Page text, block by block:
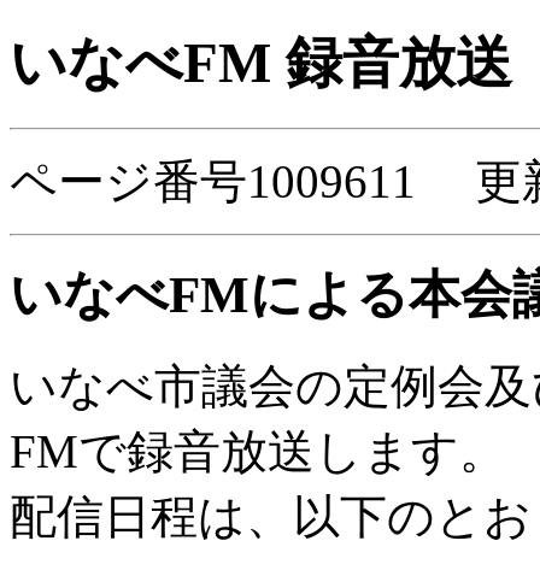
いなべFM 録音放送
ページ番号1009611 更
いなべFMによる本会
いなべ市議会の定例会
FMで録音放送します。
配信日程は、以下のと